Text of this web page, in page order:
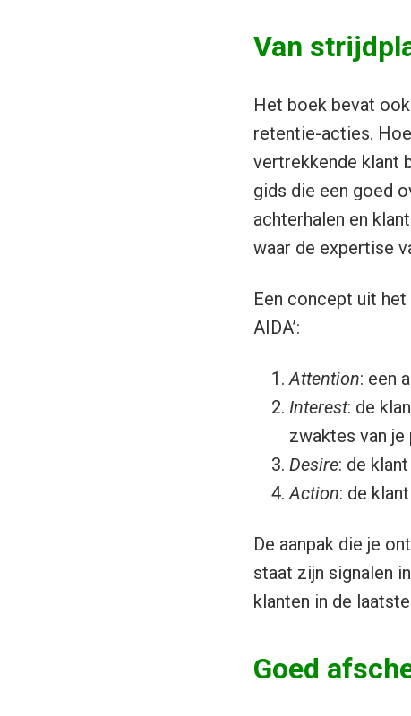
Van
Het boek bevat
retentie-acties.
vertrekkende klant
gids die een goed
achterhalen en
waar de expertise
Een concept uit
AIDA’:
Attention: een
Interest: de
zwaktes van
Desire: de
Action: de
De aanpak die je
staat zijn signalen
klanten in de
Goed